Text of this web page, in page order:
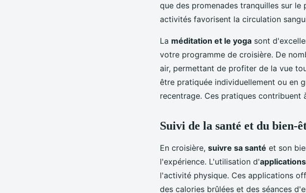
que des promenades tranquilles sur
activités favorisent la circulation
La méditation et le yoga sont
votre programme de croisière. De
air, permettant de profiter de la vue
être pratiquée individuellement ou en
recentrage. Ces pratiques
Suivi de la santé et du bien-
En croisière, suivre sa santé et son
l'expérience. L'utilisation d'
l'activité physique. Ces applications
des calories brûlées et des séances